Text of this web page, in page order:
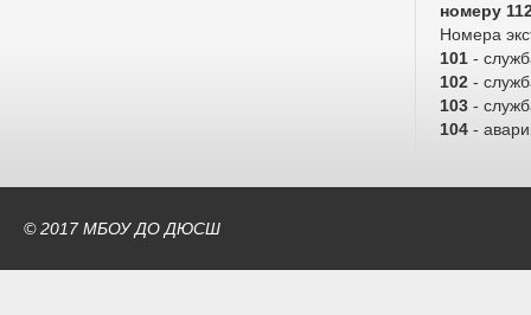
номеру
Номера
101-
102-
103-
104-
© 2017 МБОУ ДО ДЮСШ